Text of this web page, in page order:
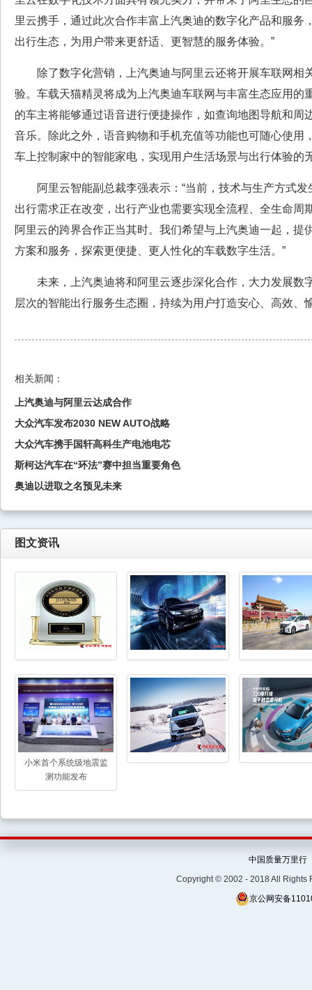
里云携手，通过此次合作丰富上汽奥迪的数字化产品和服务
出行生态，为用户带来更舒适、更智慧的服务体验。”
除了数字化营销，上汽奥迪与阿里云还将开展车联网相
验。车载天猫精灵将成为上汽奥迪车联网与丰富生态应用的
的车主将能够通过语音进行便捷操作，如查询地图导航和周
音乐。除此之外，语音购物和手机充值等功能也可随心使用
车上控制家中的智能家电，实现用户生活场景与出行体验的
阿里云智能副总裁李强表示：“当前，技术与生产方式
出行需求正在改变，出行产业也需要实现全流程、全生命周
阿里云的跨界合作正当其时。我们希望与上汽奥迪一起，提
方案和服务，探索更便捷、更人性化的车载数字生活。”
未来，上汽奥迪将和阿里云逐步深化合作，大力发展数
层次的智能出行服务生态圈，持续为用户打造安心、高效、
相关新闻：
上汽奥迪与阿里云达成合作
大众汽车发布2030 NEW AUTO战略
大众汽车携手国轩高科生产电池电芯
斯柯达汽车在“环法”赛中担当重要角色
奥迪以进取之名预见未来
图文资讯
小米首个系统级地震监
测功能发布
中国质量万里行
Copyright © 2002 - 2018 All Rights
京公网安备